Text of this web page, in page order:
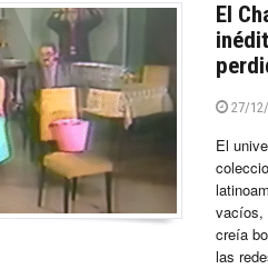
El
27/
El
vacíos,
creía
las